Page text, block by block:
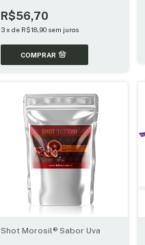
R$56,70
3 x de R$18,90 sem juros
Shot Morosil® Sabor Uva